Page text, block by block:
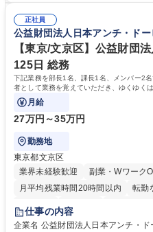
道路施設や道路工事現場の見学ツア
へ配属。※業務内容変更の範囲：会社の定める業務
ープ】総合職（事務）◇残業月平
部門など多岐に渡る業務を経験でき
事業の他、新宿駅西口広場内に設置
イン」の管理運営を行うなど、事業
います。 学歴・資格 学歴：大学院 大学 高専 短大 専修学校 高校 語学力：
資格：
正社員
公益財団法人日本アンチ・ド
【東京/文京区】公益財団
125日 総務
下記業務を部長1名、課長1名、メンバー2
者として業務を覚えていただき、ゆくゆく
躍いただくことを期待しています。
月給
27万円～35万円
勤務地
東京都文京区
業界未経験歓迎
副業・Wワーク
月平均残業時間20時間以内
転勤
賞与あり
育休あり
食事補助あり
仕事の内容
企業名 公益財団法人日本アンチ・ドーピング機構